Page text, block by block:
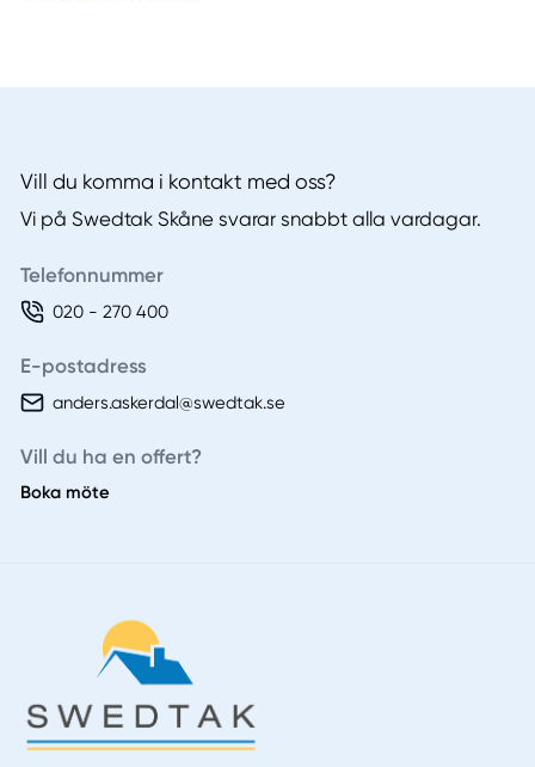
Vill du komma i kontakt med oss?
Vi på Swedtak Skåne svarar snabbt alla vardagar.
Telefonnummer
020 - 270 400
E-postadress
anders.askerdal@swedtak.se
Vill du ha en offert?
Boka möte